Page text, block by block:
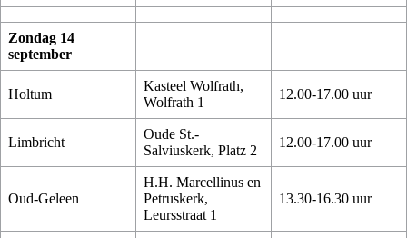
Zondag 14
september
Holtum
Kasteel Wolfrath,
Wolfrath 1
12.00-17.00 uur
Limbricht
Oude St.-
Salviuskerk, Platz 2
12.00-17.00 uur
Oud-Geleen
H.H. Marcellinus en
Petruskerk,
Leursstraat 1
13.30-16.30 uur